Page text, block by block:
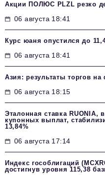
Акции ПОЛЮС PLZL резко
06 августа 18:41
Курс юаня опустился до
06 августа 18:41
Азия: результаты торгов
06 августа 18:15
Эталонная ставка
купонных выплат,
13,84%
06 августа 17:14
Индекс гособлигаций
достигнув уровня 115,38